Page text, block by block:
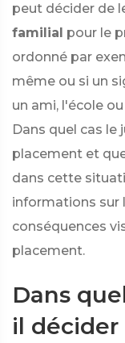
peut décider de
familial pour le
ordonné par
même ou si un
un ami, l'école
Dans quel cas le
placement et
dans cette
informations sur
conséquences
placement.
Dans
il